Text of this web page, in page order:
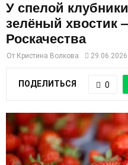
A
R
Y
M
E
У спелой
зелёный хвостик
Роскачества
От Кристина Волкова 29.06.2026
ПОДЕЛИТЬСЯ 0